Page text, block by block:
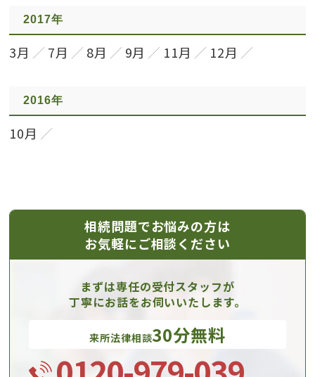
2017年
3月 7月 8月 9月 11月 12月
2016年
10月
相続問題でお悩みの方は
お気軽にご相談ください
まずは専任の受付スタッフが
丁寧にお話をお伺いいたします。
来所法律相談30分無料